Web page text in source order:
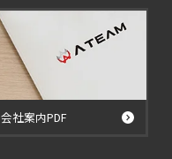
会社案内PDF